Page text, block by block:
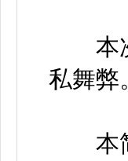
本次
私舞弊
本简